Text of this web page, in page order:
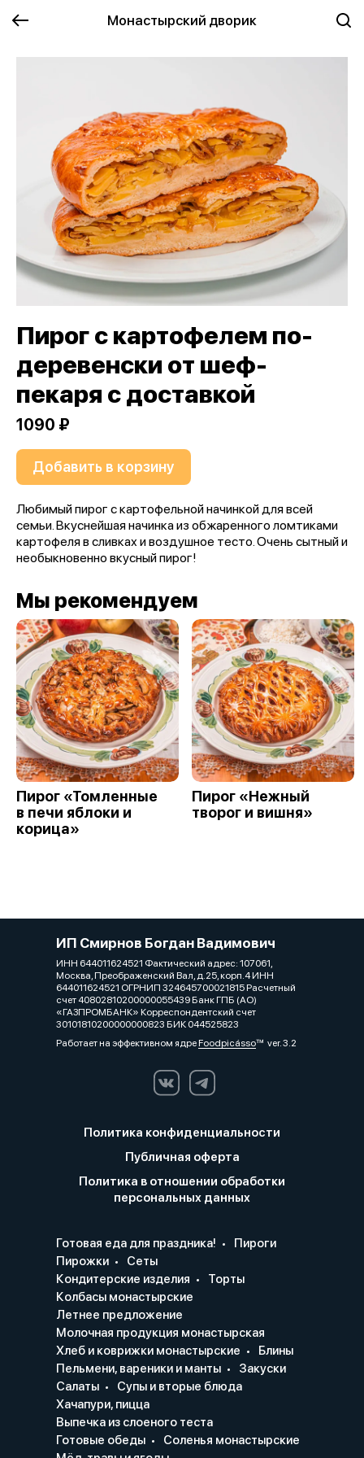
Монастырский дворик
Пирог с картофелем по-
деревенски от шеф-
пекаря с доставкой
1090 ₽
Добавить в корзину
Любимый пирог с картофельной начинкой для всей
семьи. Вкуснейшая начинка из обжаренного ломтиками
картофеля в сливках и воздушное тесто. Очень сытный и
необыкновенно вкусный пирог!
Мы рекомендуем
Пирог «Томленные
в печи яблоки и
корица»
Пирог «Нежный
творог и вишня»
ИП Смирнов Богдан Вадимович
ИНН 644011624521 Фактический адрес: 107061,
Москва, Преображенский Вал, д.25, корп.4 ИНН
644011624521 ОГРНИП 324645700021815 Расчетный
счет 40802810200000055439 Банк ГПБ (АО)
«ГАЗПРОМБАНК» Корреспондентский счет
30101810200000000823 БИК 044525823
Работает на эффективном ядреFoodpicássover. 3.2
Политика конфиденциальности
Публичная оферта
Политика в отношении обработки
персональных данных
Готовая еда для праздника!
Пироги
Пирожки
Сеты
Кондитерские изделия
Торты
Колбасы монастырские
Летнее предложение
Молочная продукция монастырская
Хлеб и коврижки монастырские
Блины
Пельмени, вареники и манты
Закуски
Салаты
Супы и вторые блюда
Хачапури, пицца
Выпечка из слоеного теста
Готовые обеды
Соленья монастырские